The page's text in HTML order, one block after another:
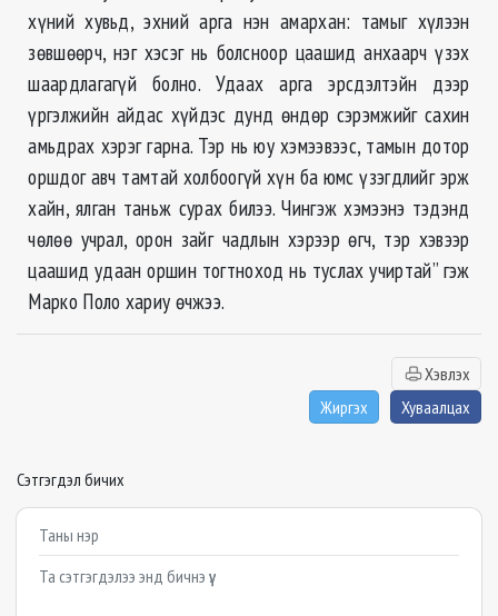
хүний хувьд, эхний арга нэн амархан: тамыг хүлээн
зөвшөөрч, нэг хэсэг нь болсноор цаашид анхаарч үзэх
шаардлагагүй болно. Удаах арга эрсдэлтэйн дээр
үргэлжийн айдас хүйдэс дунд өндөр сэрэмжийг сахин
амьдрах хэрэг гарна. Тэр нь юу хэмээвээс, тамын дотор
оршдог авч тамтай холбоогүй хүн ба юмс үзэгдлийг эрж
хайн, ялган таньж сурах билээ. Чингэж хэмээнэ тэдэнд
чөлөө учрал, орон зайг чадлын хэрээр өгч, тэр хэвээр
цаашид удаан оршин тогтноход нь туслах учиртай” гэж
Марко Поло хариу өчжээ.
Хэвлэх
Жиргэх
Хуваалцах
Сэтгэгдэл бичих
Example textarea